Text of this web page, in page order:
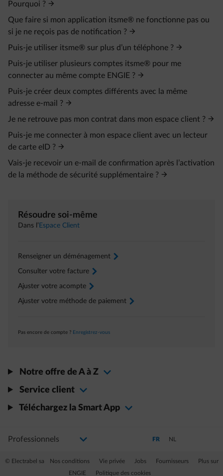
Pourquoi ?
Que faire si mon application itsme® ne fonctionne pas ou
si je ne reçois pas de notification ?
Puis-je utiliser itsme® sur plus d’un téléphone ?
Puis-je utiliser plusieurs comptes itsme® pour me
connecter au même compte ENGIE ?
Puis-je créer deux comptes différents avec la même
adresse e‑mail ?
Je ne retrouve pas mon contrat dans mon espace client ?
Puis-je me connecter à mon espace client avec un lecteur
de carte eID ?
Vais-je recevoir un e‑mail de confirmation après l’activation
de la méthode de sécurité supplémentaire ?
Résoudre soi-même
Dans l’ Espace Client
Renseigner un déménagement arrow-right
Consulter votre facture arrow-right
Ajuster votre acompte arrow-right
Ajuster votre méthode de paiement arrow-right
Pas encore de compte ? Enregistrez-vous
Notre offre de A à Z
Service client
Téléchargez la Smart App
Sélectionnez votre profil
La modification de la sélection permettra d'accéder à une nouvelle page
© Electrabel sa Nos conditions Vie privée Jobs Fournisseurs
Plus sur
ENGIE
Politique des cookies
Passer en Français
FR Passer en
NL